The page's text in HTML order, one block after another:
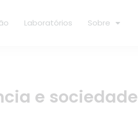
Laboratórios Sobre
e sociedade